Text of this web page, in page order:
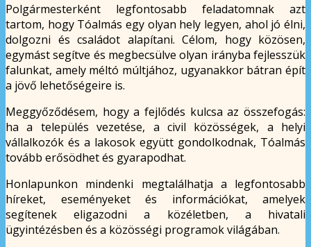
Polgármesterként legfontosabb feladatomnak azt
tartom, hogy Tóalmás egy olyan hely legyen, ahol jó élni,
dolgozni és családot alapítani. Célom, hogy közösen,
egymást segítve és megbecsülve olyan irányba fejlesszük
falunkat, amely méltó múltjához, ugyanakkor bátran épít
a jövő lehetőségeire is.
Meggyőződésem, hogy a fejlődés kulcsa az összefogás:
ha a település vezetése, a civil közösségek, a helyi
vállalkozók és a lakosok együtt gondolkodnak, Tóalmás
tovább erősödhet és gyarapodhat.
Honlapunkon mindenki megtalálhatja a legfontosabb
híreket, eseményeket és információkat, amelyek
segítenek eligazodni a közéletben, a hivatali
ügyintézésben és a közösségi programok világában.